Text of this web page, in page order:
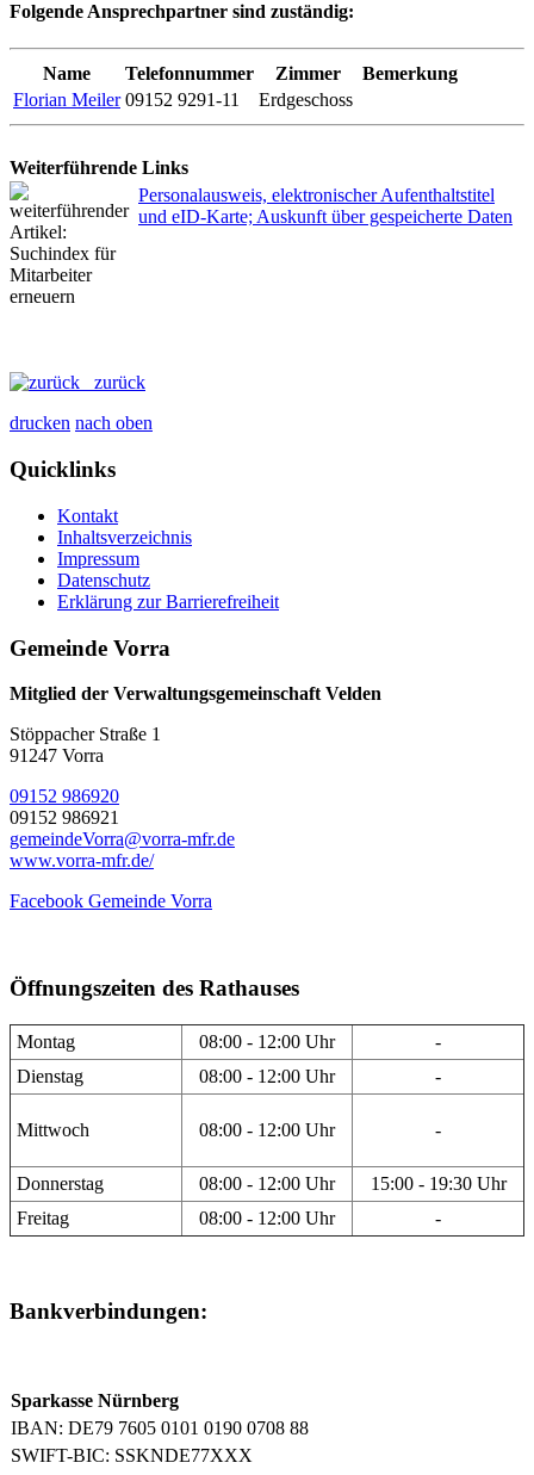
Folgende Ansprechpartner sind zuständig:
Name Telefonnummer Zimmer
Bemerkung
Florian Meiler 09152 9291-11 Erdgeschoss
Weiterführende Links
Personalausweis, elektronischer Aufenthaltstitel
und eID-Karte; Auskunft über gespeicherte Daten
zurück
drucken nach oben
Quicklinks
Kontakt
Inhaltsverzeichnis
Impressum
Datenschutz
Erklärung zur Barrierefreiheit
Gemeinde Vorra
Mitglied der Verwaltungsgemeinschaft Velden
Stöppacher Straße 1
91247 Vorra
09152 986920
09152 986921
gemeindeVorra@vorra-mfr.de
www.vorra-mfr.de/
Facebook Gemeinde Vorra
Öffnungszeiten des Rathauses
Montag 08:00 - 12:00 Uhr
-
Dienstag
08:00 - 12:00 Uhr -
Mittwoch 08:00 - 12:00 Uhr -
Donnerstag 08:00 - 12:00 Uhr
15:00 - 19:30 Uhr
Freitag
08:00 - 12:00 Uhr -
Bankverbindungen:
Sparkasse Nürnberg
IBAN: DE79 7605 0101 0190 0708 88
SWIFT-BIC: SSKNDE77XXX